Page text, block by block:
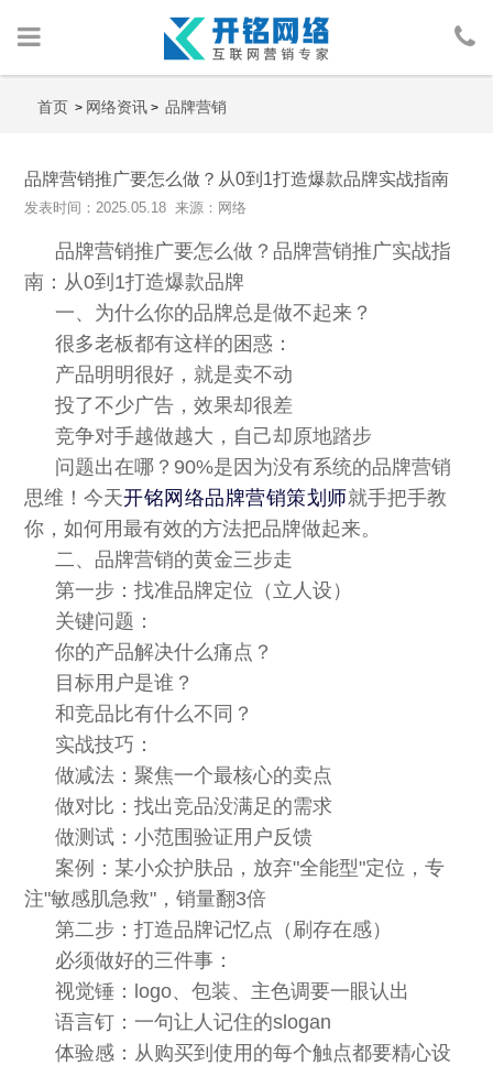
首页 > 网络资讯 > 品牌营销
品牌营销推广要怎么做？从0到1打造爆款品牌实战指南
发表时间：2025.05.18 来源：网络
品牌营销推广要怎么做？品牌营销推广实战指
南：从0到1打造爆款品牌
一、为什么你的品牌总是做不起来？
很多老板都有这样的困惑：
产品明明很好，就是卖不动
投了不少广告，效果却很差
竞争对手越做越大，自己却原地踏步
问题出在哪？90%是因为没有系统的品牌营销
思维！今天开铭网络品牌营销策划师就手把手教
你，如何用最有效的方法把品牌做起来。
二、品牌营销的黄金三步走
第一步：找准品牌定位（立人设）
关键问题：
你的产品解决什么痛点？
目标用户是谁？
和竞品比有什么不同？
实战技巧：
做减法：聚焦一个最核心的卖点
做对比：找出竞品没满足的需求
做测试：小范围验证用户反馈
案例：某小众护肤品，放弃"全能型"定位，专
注"敏感肌急救"，销量翻3倍
第二步：打造品牌记忆点（刷存在感）
必须做好的三件事：
视觉锤：logo、包装、主色调要一眼认出
语言钉：一句让人记住的slogan
体验感：从购买到使用的每个触点都要精心设
首页
人物包装
广告投放
网络资讯
关于我们
法律声明